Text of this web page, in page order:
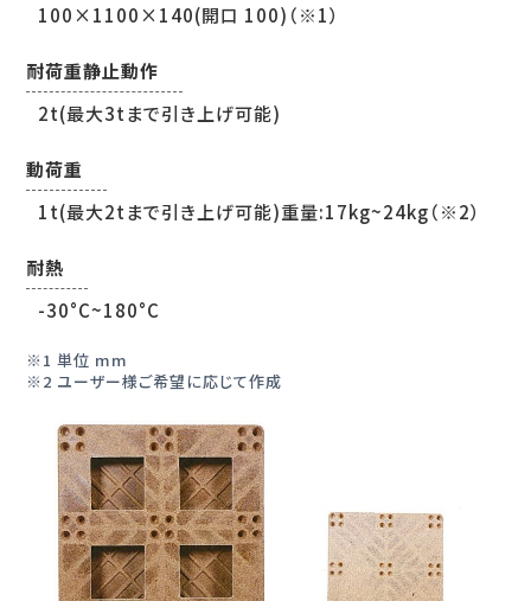
100×1100×140(開口 100)（※1）
耐荷重静止動作
2t(最大3tまで引き上げ可能)
動荷重
1t(最大2tまで引き上げ可能)重量:17kg~24kg（※2）
耐熱
-30°C~180°C
1 単位 mm
2 ユーザー様ご希望に応じて作成